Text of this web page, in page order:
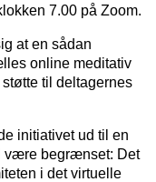
7.00 på Zoom.
at en sådan
online meditativ
til deltagernes
initiativet ud til en
være begrænset: Det
i det virtuelle